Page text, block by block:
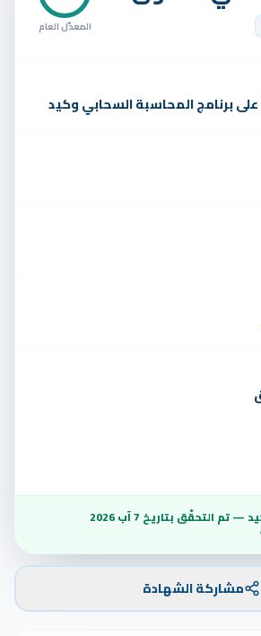
المعدّل العام
على برنامج المحاسبة السحابي وكيد
— تم التحقّق بتاريخ 7 آب 2026
مشاركة الشهادة